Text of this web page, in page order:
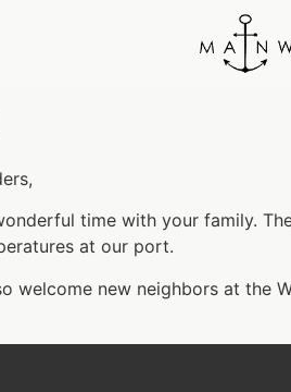
time with your family.
at our port.
welcome new neighbors at the